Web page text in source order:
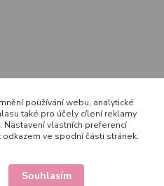
používání webu, analytické
také pro účely cílení reklamy
Nastavení vlastních preferencí
ve spodní části stránek.
Souhlasím